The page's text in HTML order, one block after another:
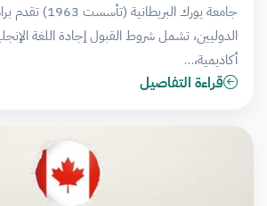
جامعة يورك
الدوليين، تشمل شروط القبول إجادة اللغة
أكاديمية،…
قراءة التفاصيل